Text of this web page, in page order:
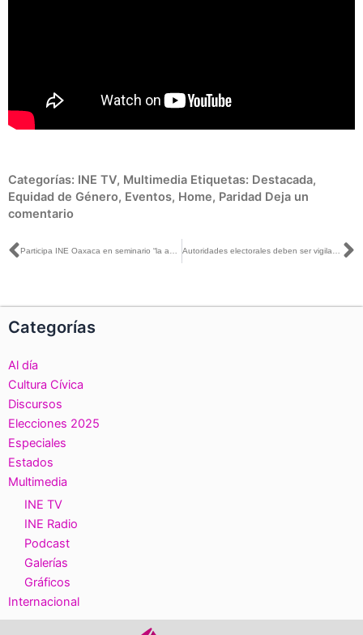
Categorías: INE TV, Multimedia Etiquetas: Destacada,
Equidad de Género, Eventos, Home, Paridad Deja un
comentario
Ant
Categorías
Al día
Cultura Cívica
Discursos
Elecciones 2025
Especiales
Estados
Multimedia
INE TV
INE Radio
Podcast
Galerías
Gráficos
Internacional